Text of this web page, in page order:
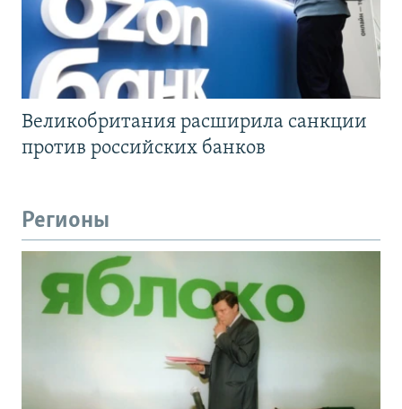
Великобритания расширила санкции
против российских банков
Регионы